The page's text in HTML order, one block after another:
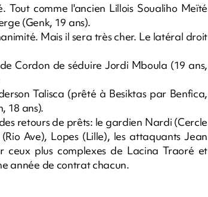
Tout comme l'ancien Lillois Soualiho Meïté
(Genk, 19 ans).
Mais il sera très cher. Le latéral droit
Cordon de séduire Jordi Mboula (19 ans,
Talisca (prêté à Besiktas par Benfica,
18 ans).
retours de prêts: le gardien Nardi (Cercle
Ave), Lopes (Lille), les attaquants Jean
ceux plus complexes de Lacina Traoré et
année de contrat chacun.